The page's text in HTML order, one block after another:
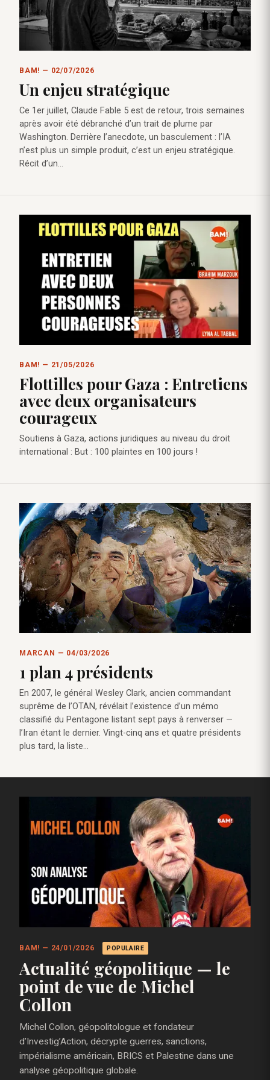
BAM! — 02/07/2026
Un enjeu stratégique
Ce 1er juillet, Claude Fable 5 est de retour, trois semaines
après avoir été débranché d’un trait de plume par
Washington. Derrière l’anecdote, un basculement : l’IA
n’est plus un simple produit, c’est un enjeu stratégique.
Récit d’un…
BAM! — 21/05/2026
Flottilles pour Gaza : Entretiens
avec deux organisateurs
courageux
Soutiens à Gaza, actions juridiques au niveau du droit
international : But : 100 plaintes en 100 jours !
MARCAN — 04/03/2026
1 plan 4 présidents
En 2007, le général Wesley Clark, ancien commandant
suprême de l’OTAN, révélait l’existence d’un mémo
classifié du Pentagone listant sept pays à renverser —
l’Iran étant le dernier. Vingt-cinq ans et quatre présidents
plus tard, la liste…
BAM! — 24/01/2026 POPULAIRE
Actualité géopolitique — le
point de vue de Michel
Collon
Michel Collon, géopolitologue et fondateur
d’Investig’Action, décrypte guerres, sanctions,
impérialisme américain, BRICS et Palestine dans une
analyse géopolitique globale.